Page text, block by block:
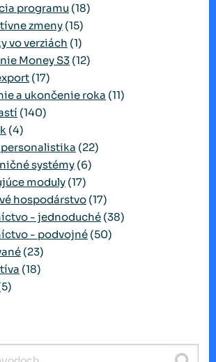
programu (18)
zmeny (15)
vo verziách (1)
Money S3 (12)
(17)
a ukončenie roka (11)
(140)
(4)
personalistika (22)
systémy (6)
moduly (17)
hospodárstvo (17)
- jednoduché (38)
- podvojné (50)
(23)
(18)